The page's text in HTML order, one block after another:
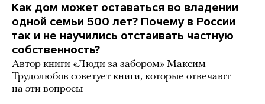
Как дом может оставаться во владении
одной семьи 500 лет? Почему в России
так и не научились отстаивать частную
собственность?
Автор книги «Люди за забором» Максим
Трудолюбов советует книги, которые отвечают
на эти вопросы